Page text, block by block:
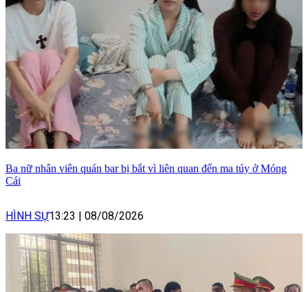
Ba nữ nhân viên quán bar bị bắt vì liên quan đến ma túy ở Móng
Cái
HÌNH SỰ13:23 | 08/08/2026